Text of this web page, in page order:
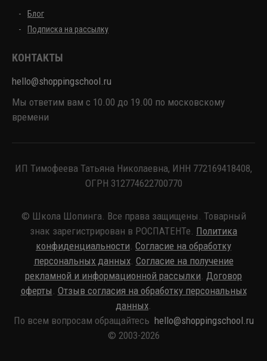
Блог
Подписка на рассылку
КОНТАКТЫ
hello@shoppingschool.ru
Мы ответим вам с 10.00 до 19.00 по московскому
времени
ИП Тимофеева Татьяна Николаевна, ИНН 772169418408,
ОГРН 312774622700770
© Школа Шопинга. Все права защищены. Товарный
знак зарегистрирован в РОСПАТЕНТе. Политика
конфиденциальности Согласие на обработку
персональных данных. Согласие на получение
рекламной и информационной рассылки Договор
оферты Отзыв согласия на обработку персональных
данных
По всем вопросам обращайтесь hello@shoppingschool.ru
© 2003-2026